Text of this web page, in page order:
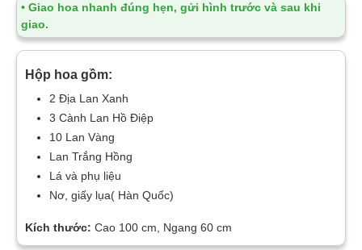
• Giao hoa nhanh đúng hẹn, gửi hình trước và sau khi
giao.
Hộp hoa gồm:
2 Địa Lan Xanh
3 Cành Lan Hồ Điệp
10 Lan Vàng
Lan Trắng Hồng
Lá và phụ liệu
Nơ, giấy lụa( Hàn Quốc)
Kích thước: Cao 100 cm, Ngang 60 cm